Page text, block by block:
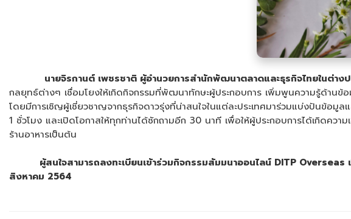
นายจิรกานต์ เพชรชาติ ผู้อำนวยการสำนักพัฒนาตลาดและธุรกิจไทยในต่างป
กลยุทธ์ต่างๆ เชื่อมโยงให้เกิดกิจกรรมที่พัฒนาทักษะผู้ประกอบการ เพิ่มพูนความรู้ด้านข้
โดยมีการเชิญผู้เชี่ยวชาญจากธุรกิจดาวรุ่งที่น่าสนใจในแต่ละประเทศมาร่วมแบ่งปันข้อ
1 ชั่วโมง และเปิดโอกาสให้ทุกท่านได้ซักถามอีก 30 นาที เพื่อให้ผู้ประกอบการได้เกิดคว
ร้านอาหารเป็นต้น
ผู้สนใจสามารถลงทะเบียนเข้าร่วมกิจกรรมสัมมนาออนไลน์ DITP Overseas
สิงหาคม 2564